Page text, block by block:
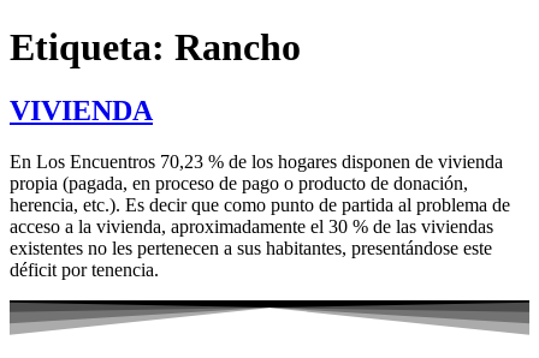
Etiqueta: Rancho
VIVIENDA
En Los Encuentros 70,23 % de los hogares disponen de vivienda
propia (pagada, en proceso de pago o producto de donación,
herencia, etc.). Es decir que como punto de partida al problema de
acceso a la vivienda, aproximadamente el 30 % de las viviendas
existentes no les pertenecen a sus habitantes, presentándose este
déficit por tenencia.